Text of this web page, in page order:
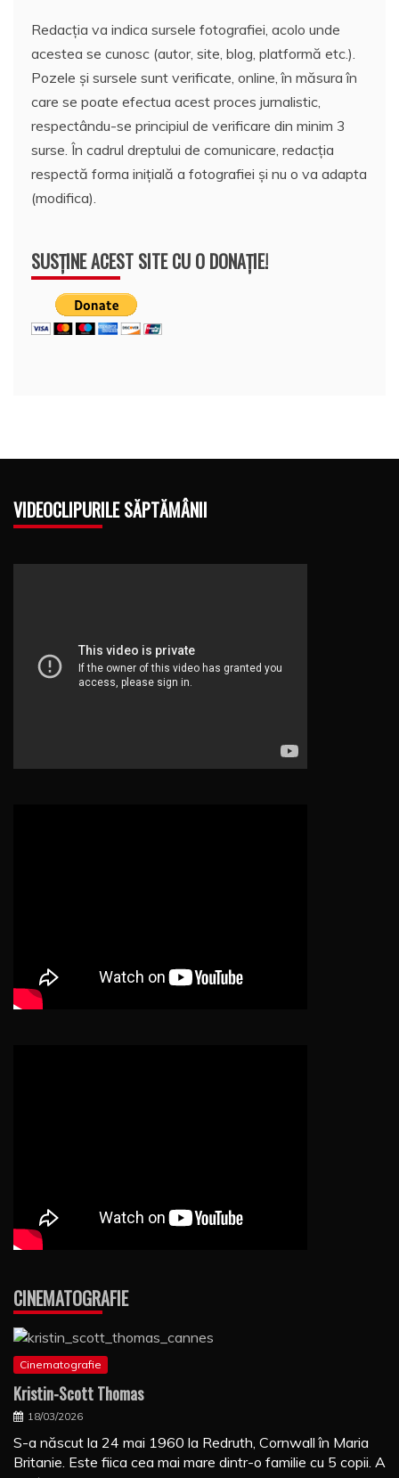
Redacția va indica sursele fotografiei, acolo unde
acestea se cunosc (autor, site, blog, platformă etc.).
Pozele și sursele sunt verificate, online, în măsura în
care se poate efectua acest proces jurnalistic,
respectându-se principiul de verificare din minim 3
surse. În cadrul dreptului de comunicare, redacția
respectă forma inițială a fotografiei și nu o va adapta
(modifica).
SUSȚINE ACEST SITE CU O DONAȚIE!
VIDEOCLIPURILE SĂPTĂMÂNII
CINEMATOGRAFIE
Cinematografie
Kristin-Scott Thomas
18/03/2026
S-a născut la 24 mai 1960 la Redruth, Cornwall în Maria
Britanie. Este fiica cea mai mare dintr-o familie cu 5 copii. A